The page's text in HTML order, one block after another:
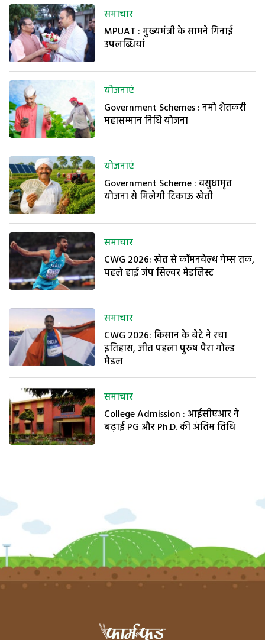
समाचार
MPUAT : मुख्यमंत्री के सामने गिनाईं
उपलब्धियां
योजनाएं
Government Schemes : नमो शेतकरी
महासम्मान निधि योजना
योजनाएं
Government Scheme : वसुधामृत
योजना से मिलेगी टिकाऊ खेती
समाचार
CWG 2026: खेत से कॉमनवेल्थ गेम्स तक,
पहले हाई जंप सिल्वर मेडलिस्ट
समाचार
CWG 2026: किसान के बेटे ने रचा
इतिहास, जीत पहला पुरुष पैरा गोल्ड
मैडल
समाचार
College Admission : आईसीएआर ने
बढ़ाई PG और Ph.D. की अंतिम तिथि